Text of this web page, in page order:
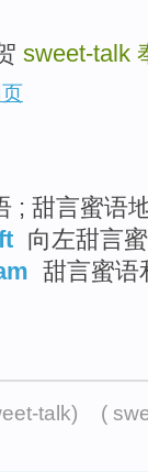
sweet-talk
; 甜言蜜语
向左甜言
甜言蜜语
talk)
(